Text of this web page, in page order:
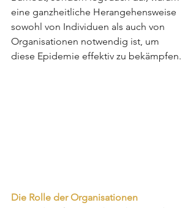
eine ganzheitliche Herangehensweise
sowohl von Individuen als auch von
Organisationen notwendig ist, um
diese Epidemie effektiv zu bekämpfen.
Die Rolle der Organisationen